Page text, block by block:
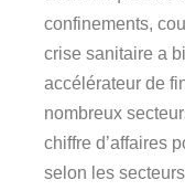
confinements,
crise sanitaire a
accélérateur de
nombreux
chiffre d’affaires
selon les